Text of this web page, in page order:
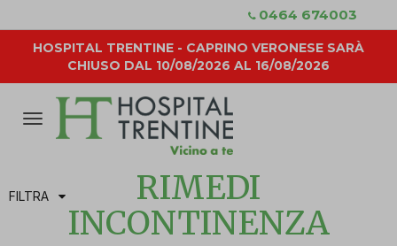
0464 674003
HOSPITAL TRENTINE - CAPRINO VERONESE SARÀ
CHIUSO DAL 10/08/2026 AL 16/08/2026
Attiva/disattiva
FILTRA
RIMEDI
INCONTINENZA